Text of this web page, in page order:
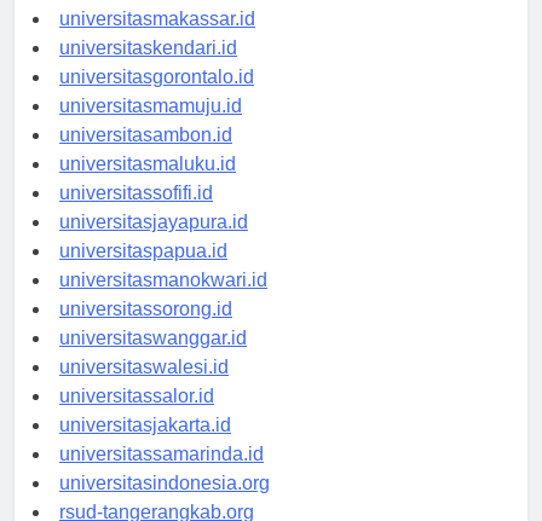
universitaspalu.id
universitasmakassar.id
universitaskendari.id
universitasgorontalo.id
universitasmamuju.id
universitasambon.id
universitasmaluku.id
universitassofifi.id
universitasjayapura.id
universitaspapua.id
universitasmanokwari.id
universitassorong.id
universitaswanggar.id
universitaswalesi.id
universitassalor.id
universitasjakarta.id
universitassamarinda.id
universitasindonesia.org